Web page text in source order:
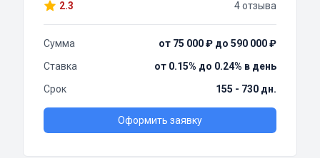
2.3 4 отзыва
Сумма
от 75 000 ₽ до 590 000 ₽
Ставка
от 0.15% до 0.24% в день
Срок
155 - 730 дн.
Оформить заявку